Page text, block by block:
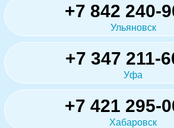
+7 842 240-
Ульяновск
+7 347 211-
Уфа
+7 421 295-
Хабаровск